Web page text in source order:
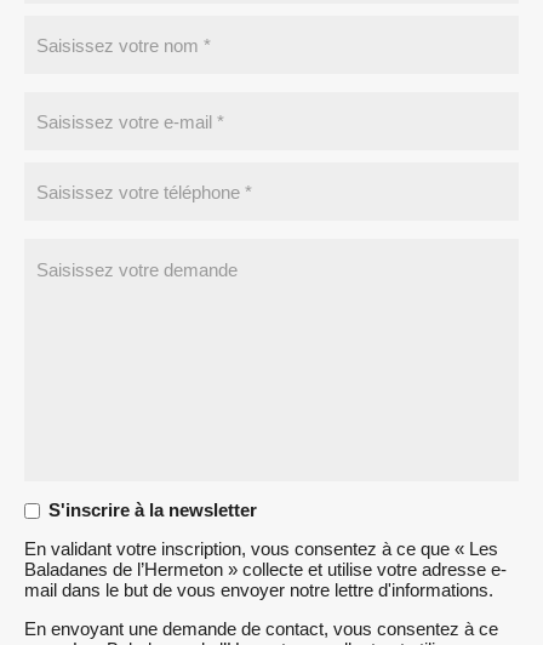
S'inscrire à la newsletter
En validant votre inscription, vous consentez à ce que « Les
Baladanes de l’Hermeton » collecte et utilise votre adresse e-
mail dans le but de vous envoyer notre lettre d'informations.
En envoyant une demande de contact, vous consentez à ce